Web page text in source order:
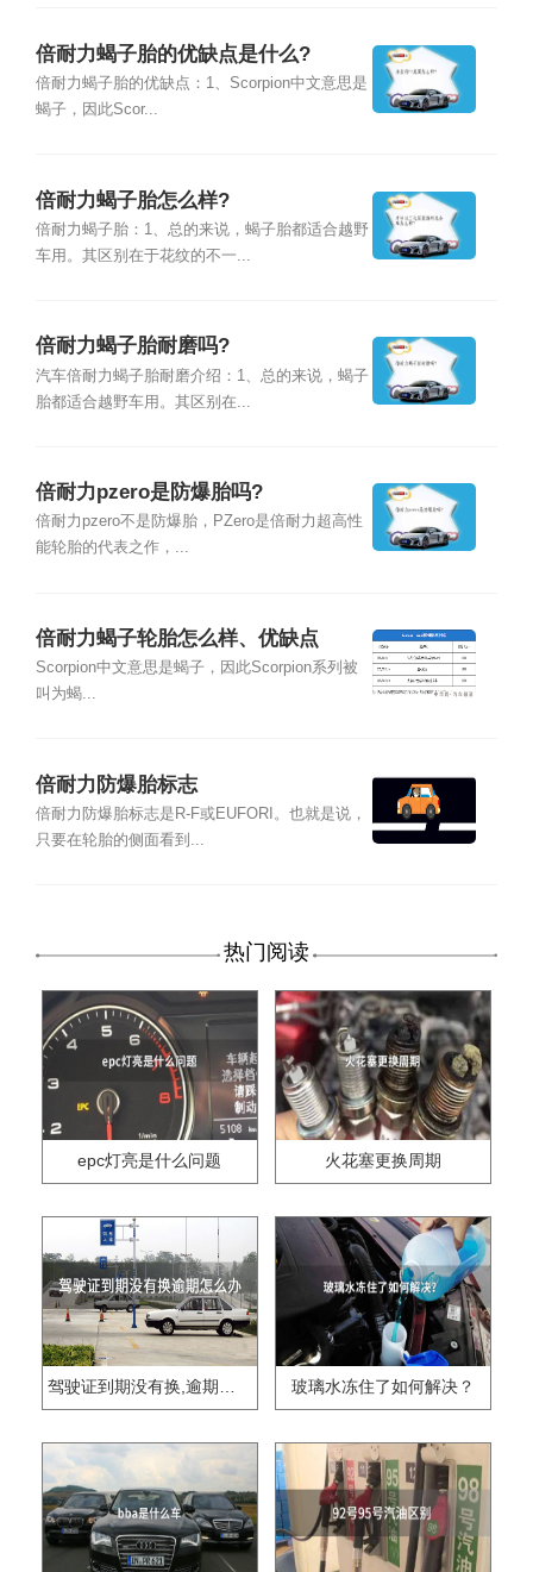
倍耐力蝎子胎的优缺点是什么?
倍耐力蝎子胎的优缺点：1、Scorpion中文意思是
蝎子，因此Scor...
倍耐力蝎子胎怎么样?
倍耐力蝎子胎：1、总的来说，蝎子胎都适合越野
车用。其区别在于花纹的不一...
倍耐力蝎子胎耐磨吗?
汽车倍耐力蝎子胎耐磨介绍：1、总的来说，蝎子
胎都适合越野车用。其区别在...
倍耐力pzero是防爆胎吗?
倍耐力pzero不是防爆胎，PZero是倍耐力超高性
能轮胎的代表之作，...
倍耐力蝎子轮胎怎么样、优缺点
Scorpion中文意思是蝎子，因此Scorpion系列被
叫为蝎...
倍耐力防爆胎标志
倍耐力防爆胎标志是R-F或EUFORI。也就是说，
只要在轮胎的侧面看到...
热门阅读
epc灯亮是什么问题 火花塞更换周期
驾驶证到期没有换,逾期怎么办?? 玻璃水冻住了如何解决？